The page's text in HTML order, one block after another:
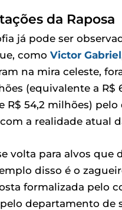
da Raposa
já pode ser
como Victor Gabriel
na mira celeste,
(equivalente a
R$ 54,2 milhões)
a realidade atual
volta para alvos
disso é o
formalizada pelo
departamento de